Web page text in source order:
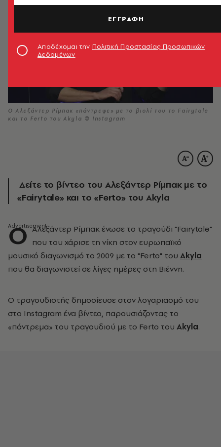
Ο Αλεξάντερ Ρίμπακ «πάντρεψε» με το βιολί του το Fairytale
και το Ferto του Akyla © Instagram
Δείτε το βίντεο του Αλεξάντερ Ρίμπακ με το
«Fairytale» και το «Ferto» του Akyla
O Αλεξάντερ Ρίμπακ ένωσε το τραγούδι "Fairytale"
που του χάρισε τη νίκη στον ευρωπαϊκό
μουσικό διαγωνισμό το 2009 με το "Ferto" του Akyla
που θα διαγωνιστεί σε λίγες ημέρες στη Βιέννη.
Ο τραγουδιστής δημοσίευσε στον λογαριασμό του
στο Instagram ένα βίντεο, παρουσιάζοντας το
«πάντρεμα» του τραγουδιού με το Ferto του Akyla.
ΕΓΓΡΑΦΗ
Αποδέχομαι την Πολιτική Προστασίας Προσωπικών
Δεδομένων